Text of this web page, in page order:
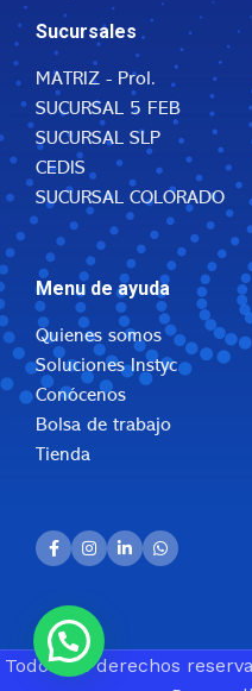
Sucursales
MATRIZ - Prol.
SUCURSAL 5 FEB
SUCURSAL SLP
CEDIS
SUCURSAL COLORADO
Menu de ayuda
Quienes somos
Soluciones Instyc
Conócenos
Bolsa de trabajo
Tienda
Todos los derechos